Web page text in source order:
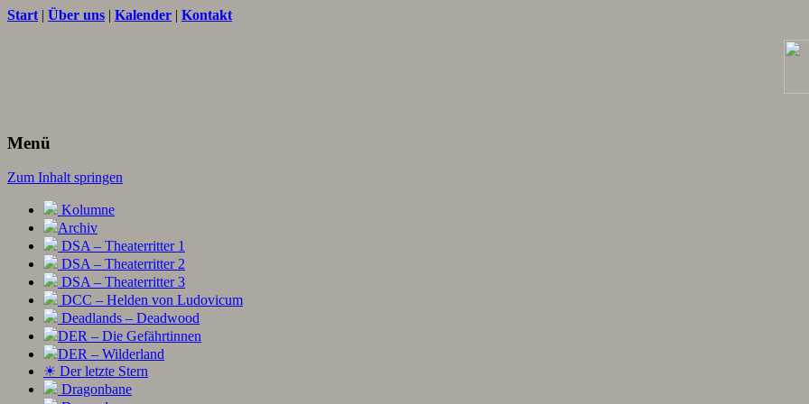
Start | Über uns | Kalender | Kontakt
Menü
Zum Inhalt springen
Kolumne
Archiv
DSA – Theaterritter 1
DSA – Theaterritter 2
DSA – Theaterritter 3
DCC – Helden von Ludovicum
Deadlands – Deadwood
DER – Die Gefährtinnen
DER – Wilderland
☀ Der letzte Stern
Dragonbane